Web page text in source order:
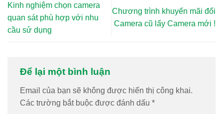
Kinh nghiệm chọn camera
quan sát phù hợp với nhu
cầu sử dụng
Chương trình khuyến mãi đổi
Camera cũ lấy Camera mới !
Để lại một bình luận
Email của bạn sẽ không được hiển thị công khai.
Các trường bắt buộc được đánh dấu *